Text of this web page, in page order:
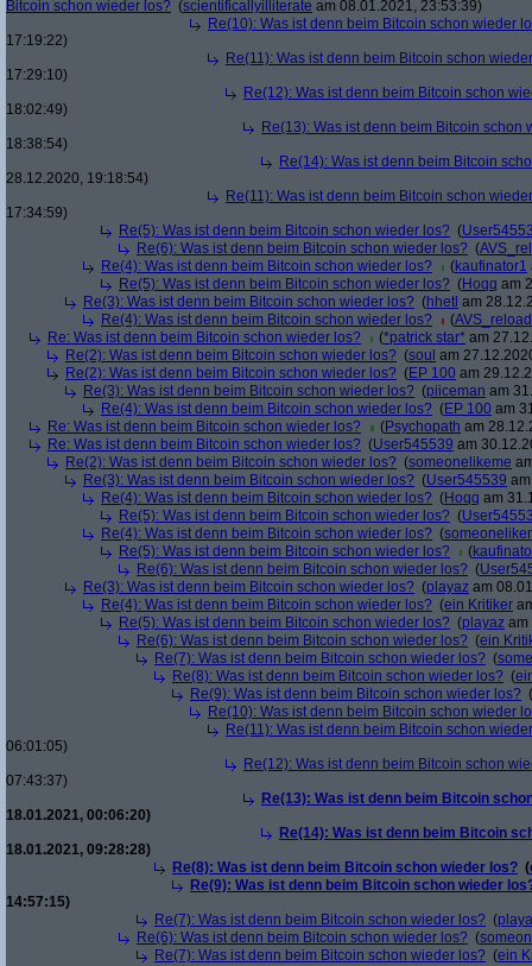
Bitcoin schon wieder los? (scientificallyilliterate am 08.01.2021, 23:53:39)
Re(10): Was ist denn beim Bitcoin schon wieder
17:19:22)
Re(11): Was ist denn beim Bitcoin schon
17:29:10)
Re(12): Was ist denn beim Bitcoin schon
18:02:49)
Re(13): Was ist denn beim Bitcoin schon
18:38:54)
Re(14): Was ist denn beim Bitcoin
28.12.2020, 19:18:54)
Re(11): Was ist denn beim Bitcoin schon
17:34:59)
Re(5): Was ist denn beim Bitcoin schon wieder los? (
Re(6): Was ist denn beim Bitcoin schon wieder los? (
Re(4): Was ist denn beim Bitcoin schon wieder los?
(kaufinator1
Re(5): Was ist denn beim Bitcoin schon wieder los? (Hoqq am
Re(3): Was ist denn beim Bitcoin schon wieder los? (hhetl am
Re(4): Was ist denn beim Bitcoin schon wieder los?
(
Re: Was ist denn beim Bitcoin schon wieder los?
(*patrick star* am
Re(2): Was ist denn beim Bitcoin schon wieder los? (soul am
Re(2): Was ist denn beim Bitcoin schon wieder los? (EP 100 am
Re(3): Was ist denn beim Bitcoin schon wieder los? (piiceman am
Re(4): Was ist denn beim Bitcoin schon wieder los? (EP 100 am
Re: Was ist denn beim Bitcoin schon wieder los?
(Psychopath am
Re: Was ist denn beim Bitcoin schon wieder los? (User545539 am
Re(2): Was ist denn beim Bitcoin schon wieder los? (someonelikeme
Re(3): Was ist denn beim Bitcoin schon wieder los? (User545539
Re(4): Was ist denn beim Bitcoin schon wieder los? (Hoqq am
Re(5): Was ist denn beim Bitcoin schon wieder los? (
Re(4): Was ist denn beim Bitcoin schon wieder los? (
Re(5): Was ist denn beim Bitcoin schon wieder los?
(
Re(6): Was ist denn beim Bitcoin schon wieder los? (
Re(3): Was ist denn beim Bitcoin schon wieder los? (playaz am
Re(4): Was ist denn beim Bitcoin schon wieder los? (ein Kritiker
Re(5): Was ist denn beim Bitcoin schon wieder los? (playaz am
Re(6): Was ist denn beim Bitcoin schon wieder los? (ein
Re(7): Was ist denn beim Bitcoin schon wieder los? (
Re(8): Was ist denn beim Bitcoin schon wieder los? (
Re(9): Was ist denn beim Bitcoin schon wieder los? (
Re(10): Was ist denn beim Bitcoin schon wieder
Re(11): Was ist denn beim Bitcoin schon
06:01:05)
Re(12): Was ist denn beim Bitcoin schon
07:43:37)
Re(13): Was ist denn beim Bitcoin
18.01.2021, 00:06:20)
Re(14): Was ist denn beim Bitcoin
18.01.2021, 09:28:28)
Re(8): Was ist denn beim Bitcoin schon wieder los? (
Re(9): Was ist denn beim Bitcoin schon wieder
14:57:15)
Re(7): Was ist denn beim Bitcoin schon wieder los? (
Re(6): Was ist denn beim Bitcoin schon wieder los? (
Re(7): Was ist denn beim Bitcoin schon wieder los? (ein